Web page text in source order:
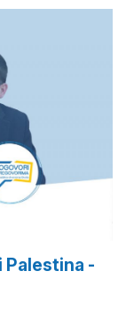
Palestina -